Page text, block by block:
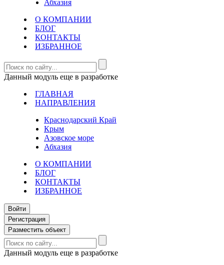
Абхазия
О КОМПАНИИ
БЛОГ
КОНТАКТЫ
ИЗБРАННОЕ
Данный модуль еще в разработке
ГЛАВНАЯ
НАПРАВЛЕНИЯ
Краснодарский Край
Крым
Азовское море
Абхазия
О КОМПАНИИ
БЛОГ
КОНТАКТЫ
ИЗБРАННОЕ
Войти
Регистрация
Разместить объект
Данный модуль еще в разработке